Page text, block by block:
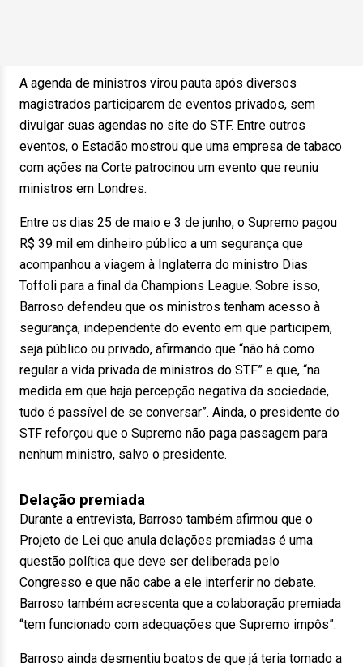
A agenda de ministros virou pauta após diversos
magistrados participarem de eventos privados, sem
divulgar suas agendas no site do STF. Entre outros
eventos, o Estadão mostrou que uma empresa de tabaco
com ações na Corte patrocinou um evento que reuniu
ministros em Londres.
Entre os dias 25 de maio e 3 de junho, o Supremo pagou
R$ 39 mil em dinheiro público a um segurança que
acompanhou a viagem à Inglaterra do ministro Dias
Toffoli para a final da Champions League. Sobre isso,
Barroso defendeu que os ministros tenham acesso à
segurança, independente do evento em que participem,
seja público ou privado, afirmando que “não há como
regular a vida privada de ministros do STF” e que, “na
medida em que haja percepção negativa da sociedade,
tudo é passível de se conversar”. Ainda, o presidente do
STF reforçou que o Supremo não paga passagem para
nenhum ministro, salvo o presidente.
Delação premiada
Durante a entrevista, Barroso também afirmou que o
Projeto de Lei que anula delações premiadas é uma
questão política que deve ser deliberada pelo
Congresso e que não cabe a ele interferir no debate.
Barroso também acrescenta que a colaboração premiada
“tem funcionado com adequações que Supremo impôs”.
Barroso ainda desmentiu boatos de que já teria tomado a